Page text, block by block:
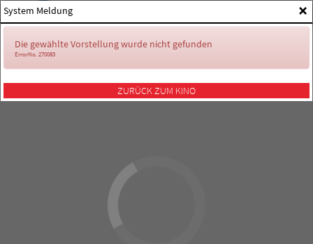
×
System Meldung
Die gewählte Vorstellung wurde nicht gefunden
ErrorNo. 270083
ZURÜCK ZUM KINO